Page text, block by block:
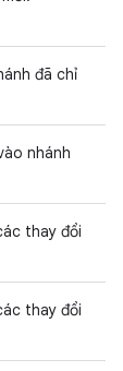
đã chỉ
nhánh
thay đổi
thay đổi